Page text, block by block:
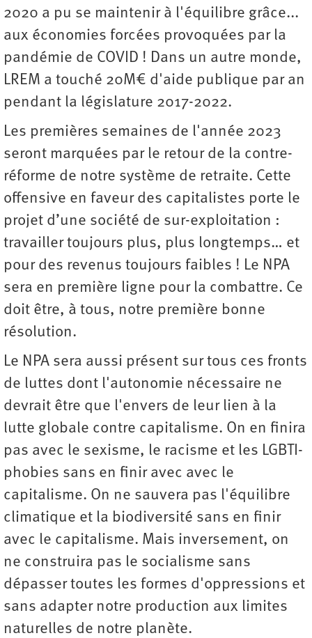
2020 a pu se maintenir à l'équilibre grâce...
aux économies forcées provoquées par la
pandémie de COVID ! Dans un autre monde,
LREM a touché 20M€ d'aide publique par an
pendant la législature 2017-2022.
Les premières semaines de l'année 2023
seront marquées par le retour de la contre-
réforme de notre système de retraite. Cette
offensive en faveur des capitalistes porte le
projet d’une société de sur-exploitation :
travailler toujours plus, plus longtemps… et
pour des revenus toujours faibles ! Le NPA
sera en première ligne pour la combattre. Ce
doit être, à tous, notre première bonne
résolution.
Le NPA sera aussi présent sur tous ces fronts
de luttes dont l'autonomie nécessaire ne
devrait être que l'envers de leur lien à la
lutte globale contre capitalisme. On en finira
pas avec le sexisme, le racisme et les LGBTI-
phobies sans en finir avec avec le
capitalisme. On ne sauvera pas l'équilibre
climatique et la biodiversité sans en finir
avec le capitalisme. Mais inversement, on
ne construira pas le socialisme sans
dépasser toutes les formes d'oppressions et
sans adapter notre production aux limites
naturelles de notre planète.